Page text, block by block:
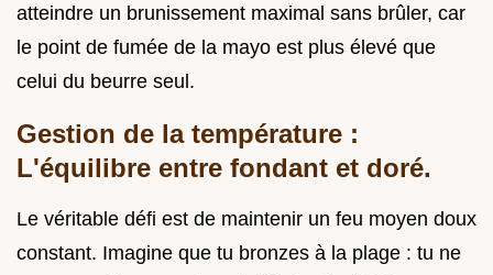
atteindre un brunissement maximal sans brûler, car
le point de fumée de la mayo est plus élevé que
celui du beurre seul.
Gestion de la température :
L'équilibre entre fondant et doré.
Le véritable défi est de maintenir un feu moyen doux
constant. Imagine que tu bronzes à la plage : tu ne